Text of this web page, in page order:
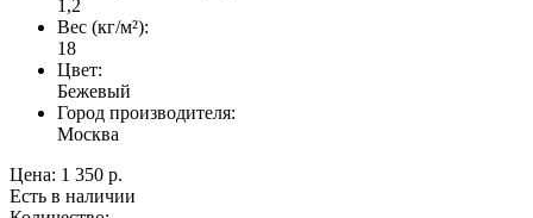
1,2
Вес (кг/м²):
18
Цвет:
Бежевый
Город производителя:
Москва
Цена: 1 350 р.
Есть в наличии